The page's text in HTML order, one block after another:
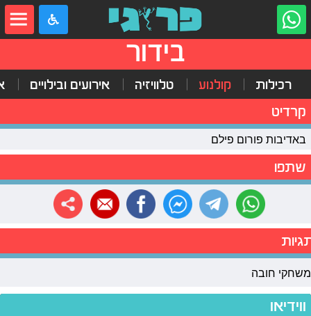
בידור
רכילות קולנוע טלוויזיה אירועים ובילויים
קרדיט
באדיבות פורום פילם
שתפו
משחקי חובה
ווידיאו